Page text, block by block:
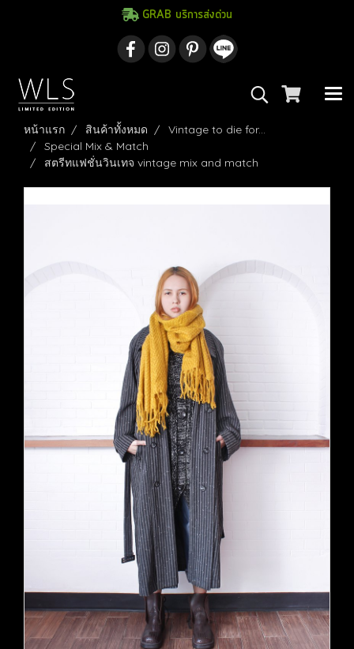
GRAB บริการส่งด่วน
หน้าแรก สินค้าทั้งหมด
Vintage to die for...
Special Mix & Match
สตรีทแฟชั่นวินเทจ vintage mix and match